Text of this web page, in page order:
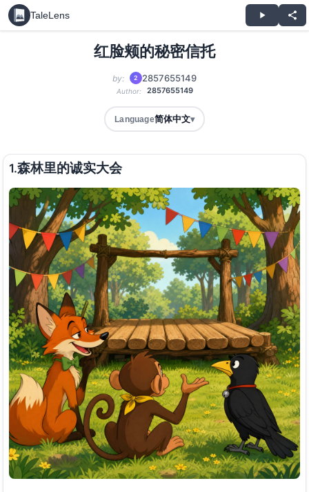
TaleLens
红脸颊的秘密信托
by: 2 2857655149
Author: 2857655149
Language简体中文▾
1.森林里的诚实大会